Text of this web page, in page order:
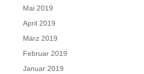
Mai 2019
April 2019
März 2019
Februar 2019
Januar 2019